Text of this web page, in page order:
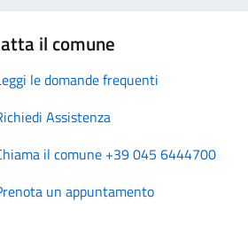
il comune
le domande frequenti
Assistenza
il comune +39 045 6444700
un appuntamento